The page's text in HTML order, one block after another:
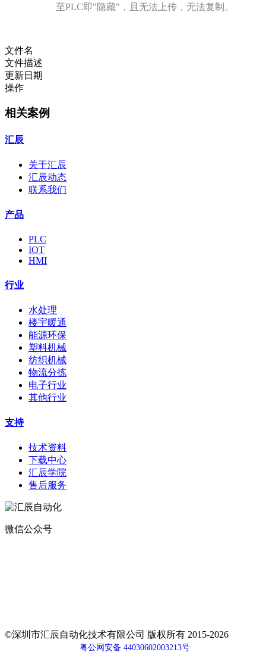
至PLC即"隐藏"，且无法上传，无法复制。
文件名
文件描述
更新日期
操作
相关案例
汇辰
关于汇辰
汇辰动态
联系我们
产品
PLC
IOT
HMI
行业
水处理
楼宇暖通
能源环保
塑料机械
纺织机械
物流分拣
电子行业
其他行业
支持
技术资料
下载中心
汇辰学院
售后服务
微信公众号
©深圳市汇辰自动化技术有限公司 版权所有 2015-2026
粤公网安备 44030602003213号